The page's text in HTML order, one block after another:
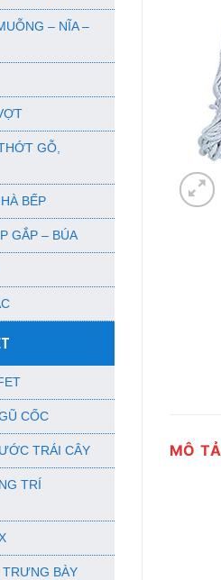
– NĨA –
GỖ,
BẾP
GẮP – BÚA
CỐC
TRÁI CÂY
TRÍ
TRƯNG BÀY
MÔ TẢ